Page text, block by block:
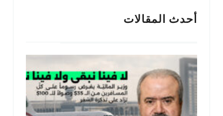
أحدث المقالات